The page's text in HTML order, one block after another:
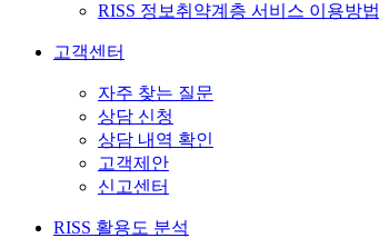
RISS 정보취약계층 서비스 이용방법
고객센터
자주 찾는 질문
상담 신청
상담 내역 확인
고객제안
신고센터
RISS 활용도 분석